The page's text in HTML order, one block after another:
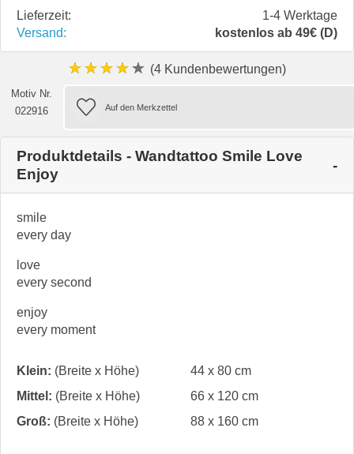
Lieferzeit:
1-4 Werktage
Versand:
kostenlos ab 49€ (D)
★★★★★ (4 Kundenbewertungen)
Motiv Nr.
022916
Produktdetails - Wandtattoo Smile Love
Enjoy
smile
every day
love
every second
enjoy
every moment
Klein: (Breite x Höhe)
44 x 80 cm
Mittel: (Breite x Höhe)
66 x 120 cm
Groß: (Breite x Höhe) 88 x 160 cm